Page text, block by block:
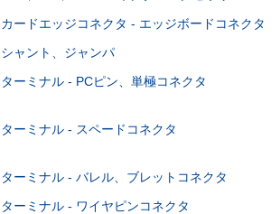
カードエッジコネクタ - エッジボードコネクタ
シャント、ジャンパ
ターミナル - PCピン、単極コネクタ
ターミナル - スペードコネクタ
ターミナル - バレル、ブレットコネクタ
ターミナル - ワイヤピンコネクタ